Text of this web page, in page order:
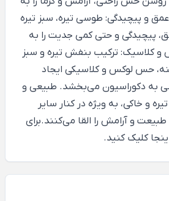
و پیچیدگی: طوسی تیره، سبز تیره
پیچیدگی و حتی کمی جدیت را به
کلاسیک: ترکیب بنفش تیره و سبز
حس لوکس و کلاسیکی ایجاد
به دکوراسیون می‌بخشد. طبیعی و
و خاکی، به ویژه در کنار سایر
و آرامش را القا می‌کنند.برای
کلیک کنید.